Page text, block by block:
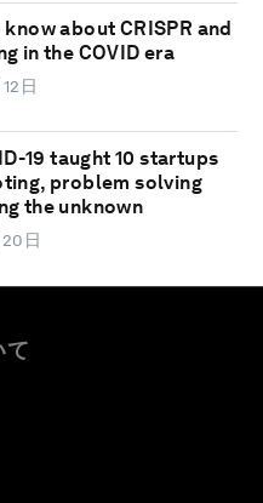
about CRISPR and
in the COVID era
日
19 taught 10 startups
problem solving
the unknown
日
て